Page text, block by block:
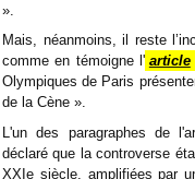
».
Mais, néanmoins, il reste
comme en témoigne l' article
Olympiques de Paris
de la Cène ».
L'un des paragraphes de
déclaré que la controverse
XXIe siècle, amplifiées par